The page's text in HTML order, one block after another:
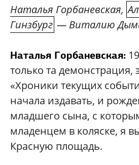
Наталья Горбаневская,
Гинзбург — Виталию
Наталья Горбаневская:
только та демонстрация,
«Хроники текущих
начала издавать, и
младшего сына, с
младенцем в коляске, я
Красную площадь.